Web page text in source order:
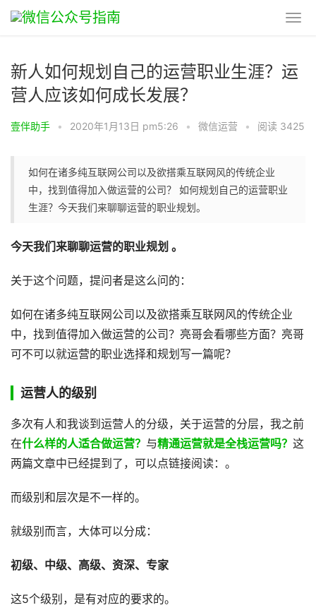
新人如何规划自己的运营职业生涯？运
营人应该如何成长发展？
壹伴助手 • 2020年1月13日 pm5:26 • 微信运营 • 阅读 3425
如何在诸多纯互联网公司以及欲搭乘互联网风的传统企业
中，找到值得加入做运营的公司？ 如何规划自己的运营职业
生涯？今天我们来聊聊运营的职业规划。
今天我们来聊聊运营的职业规划 。
关于这个问题，提问者是这么问的：
如何在诸多纯互联网公司以及欲搭乘互联网风的传统企业
中，找到值得加入做运营的公司？亮哥会看哪些方面？亮哥
可不可以就运营的职业选择和规划写一篇呢？
运营人的级别
多次有人和我谈到运营人的分级，关于运营的分层，我之前
在什么样的人适合做运营？ 与精通运营就是全栈运营吗？ 这
两篇文章中已经提到了，可以点链接阅读：。
而级别和层次是不一样的。
就级别而言，大体可以分成：
初级、中级、高级、资深、专家
这5个级别，是有对应的要求的。